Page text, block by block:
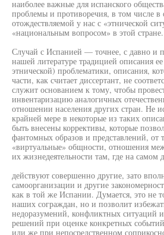
наиболее важные для испанского
проблемы и противоречия, в том числе в
отождествляемой у нас с «этнической
«национальным вопросом» в этой стране.
Случай с Испанией — точнее, с давно и
нашей литературе традицией описания
этнической) проблематики, описания,
части, как считает диссертант, не
служит основанием к тому, чтобы
инвентаризацию аналогичных
отношении населения других стран. Не
крайней мере в некоторые из таких
быть внесены коррективы, которые
фантомных образов и представлений, от
«виртуальные» общности, отношения
их жизнедеятельности там, где на самом
действуют совершенно другие, зато
самоорганизации и другие
как в той же Испании. Думается, это не
наших сограждан, но и позволит
недоразумений, конфликтных ситуаций
решений при оценке конкретных
или же при непосредственном